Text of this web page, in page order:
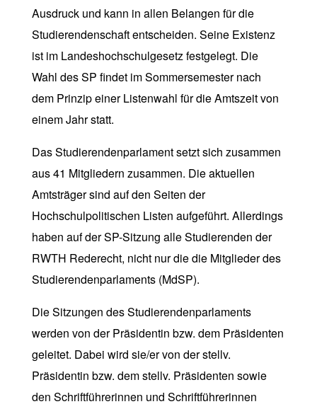
Ausdruck und kann in allen Belangen für die
Studierendenschaft entscheiden. Seine Existenz
ist im Landeshochschulgesetz festgelegt. Die
Wahl des SP findet im Sommersemester nach
dem Prinzip einer Listenwahl für die Amtszeit von
einem Jahr statt.
Das Studierendenparlament setzt sich zusammen
aus 41 Mitgliedern zusammen. Die aktuellen
Amtsträger sind auf den Seiten der
Hochschulpolitischen Listen aufgeführt. Allerdings
haben auf der SP-Sitzung alle Studierenden der
RWTH Rederecht, nicht nur die die Mitglieder des
Studierendenparlaments (MdSP).
Die Sitzungen des Studierendenparlaments
werden von der Präsidentin bzw. dem Präsidenten
geleitet. Dabei wird sie/er von der stellv.
Präsidentin bzw. dem stellv. Präsidenten sowie
den Schriftführerinnen und Schriftführerinnen